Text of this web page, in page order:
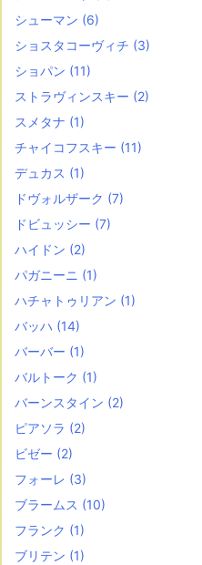
シューマン (6)
ショスタコーヴィチ (3)
ショパン (11)
ストラヴィンスキー (2)
スメタナ (1)
チャイコフスキー (11)
デュカス (1)
ドヴォルザーク (7)
ドビュッシー (7)
ハイドン (2)
パガニーニ (1)
ハチャトゥリアン (1)
バッハ (14)
バーバー (1)
バルトーク (1)
バーンスタイン (2)
ピアソラ (2)
ビゼー (2)
フォーレ (3)
ブラームス (10)
フランク (1)
ブリテン (1)